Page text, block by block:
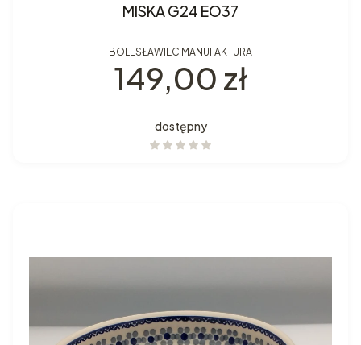
MISKA G24 EO37
BOLESŁAWIEC MANUFAKTURA
Cena
149,00 zł
dostępny